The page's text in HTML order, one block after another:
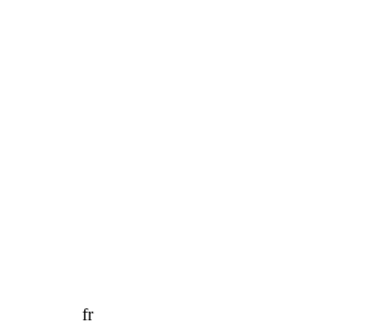
fr